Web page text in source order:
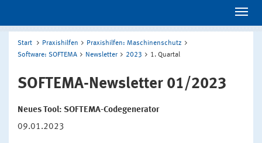
Start Praxishilfen
Praxishilfen: Maschinenschutz
Software: SOFTEMA
Newsletter 2023 1. Quartal
SOFTEMA-Newsletter 01/2023
Neues Tool: SOFTEMA-Codegenerator
09.01.2023